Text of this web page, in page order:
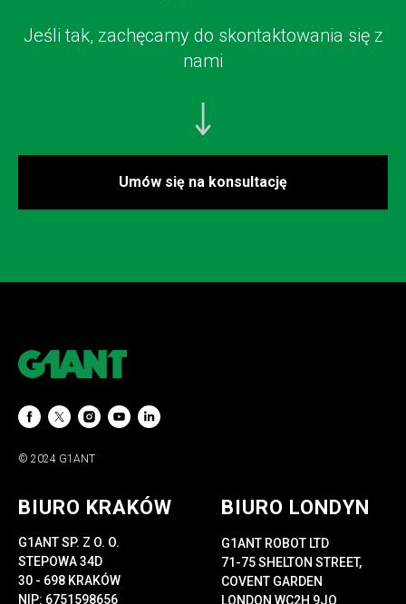
Jeśli tak, zachęcamy do skontaktowania się z
nami
Umów się na konsultację
© 2024 G1ANT
BIURO KRAKÓW
G1ANT SP. Z O. O.
STEPOWA 34D
30 - 698 KRAKÓW
NIP: 6751598656
BIURO LONDYN
G1ANT ROBOT LTD
71-75 SHELTON STREET,
COVENT GARDEN
LONDON WC2H 9JQ